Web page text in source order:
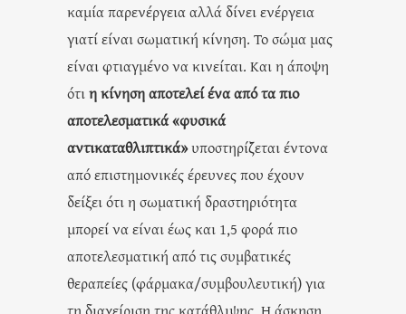
καμία παρενέργεια αλλά δίνει ενέργεια
γιατί είναι σωματική κίνηση. Το σώμα μας
είναι φτιαγμένο να κινείται. Και η άποψη
ότιη κίνηση αποτελεί ένα από τα πιο
αποτελεσματικά «φυσικά
αντικαταθλιπτικά»υποστηρίζεται έντονα
από επιστημονικές έρευνες που έχουν
δείξει ότι η σωματική δραστηριότητα
μπορεί να είναι έως και 1,5 φορά πιο
αποτελεσματική από τις συμβατικές
θεραπείες (φάρμακα/συμβουλευτική) για